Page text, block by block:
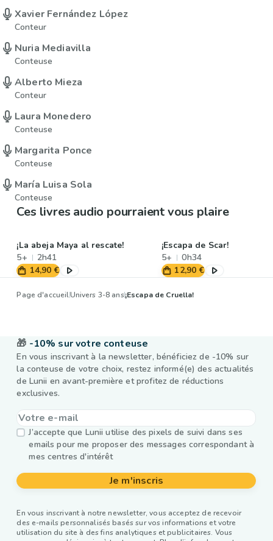
Xavier Fernández López
Conteur
Nuria Mediavilla
Conteuse
Alberto Mieza
Conteur
Laura Monedero
Conteuse
Margarita Ponce
Conteuse
María Luisa Sola
Conteuse
Ces livres audio pourraient vous plaire
¡La abeja Maya al rescate!
5+
2h41
14,90 €
¡Escapa de Scar!
5+
0h34
12,90 €
Page d'accueilUnivers 3-8 ans¡Escapa de Cruella!
🎁 -10% sur votre conteuse
En vous inscrivant à la newsletter, bénéficiez de -10% sur
la conteuse de votre choix, restez informé(e) des actualités
de Lunii en avant-première et profitez de réductions
exclusives.
J’accepte que Lunii utilise des pixels de suivi dans ses
emails pour me proposer des messages correspondant à
mes centres d'intérêt
Je m'inscris
En vous inscrivant à notre newsletter, vous acceptez de recevoir
des e-mails personnalisés basés sur vos informations et votre
utilisation du site à des fins analytiques et publicitaires. Vous